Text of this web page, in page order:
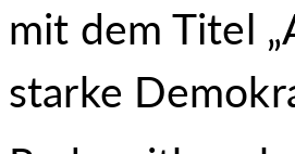
mit dem Titel
starke